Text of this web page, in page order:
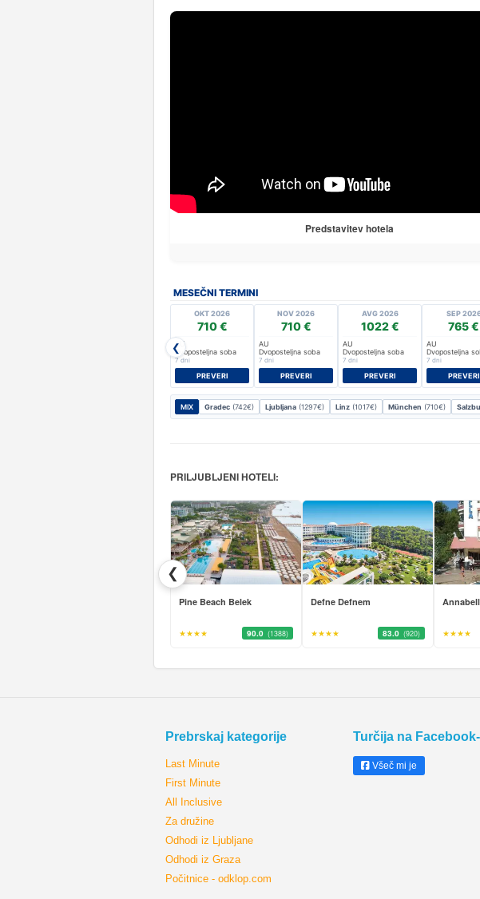
Predstavitev hotela
MESEČNI TERMINI
❮
OKT 2026
710 €
AU
Dvoposteljna soba
7 dni
PREVERI
NOV 2026
710 €
AU
Dvoposteljna soba
7 dni
PREVERI
AVG 2026
1022 €
AU
Dvoposteljna soba
7 dni
PREVERI
SEP
765 €
AU
Dvoposteljna
7 dni
PREVERI
MIX Gradec (742€) Ljubljana (1297€) Linz (1017€) München (710€)
PRILJUBLJENI HOTELI:
❮
Pine Beach Belek
★★★★ 90.0 (1388)
Defne Defnem
★★★★ 83.0 (920) ★★★★
Prebrskaj kategorije
Last Minute
First Minute
All Inclusive
Za družine
Odhodi iz Ljubljane
Odhodi iz Graza
Počitnice - odklop.com
Turčija na
Všeč mi je